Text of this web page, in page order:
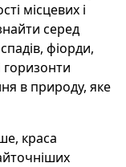
місцевих і
серед
фіорди,
горизонти
в природу, яке
краса